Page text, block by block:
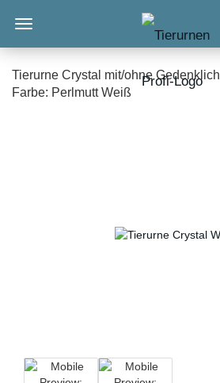
Tierurne Crystal mit/ohne
Farbe: Perlmutt Weiß